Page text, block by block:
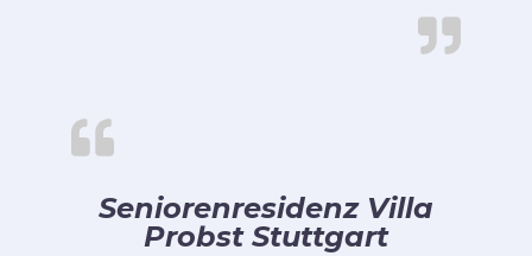
Seniorenresidenz Villa
Probst Stuttgart